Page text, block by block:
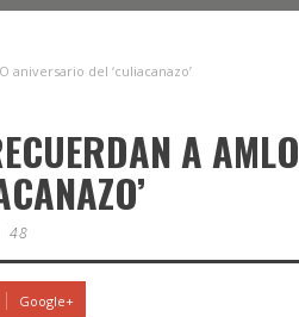
aniversario del ‘culiacanazo’
A AMLO
48
Google+